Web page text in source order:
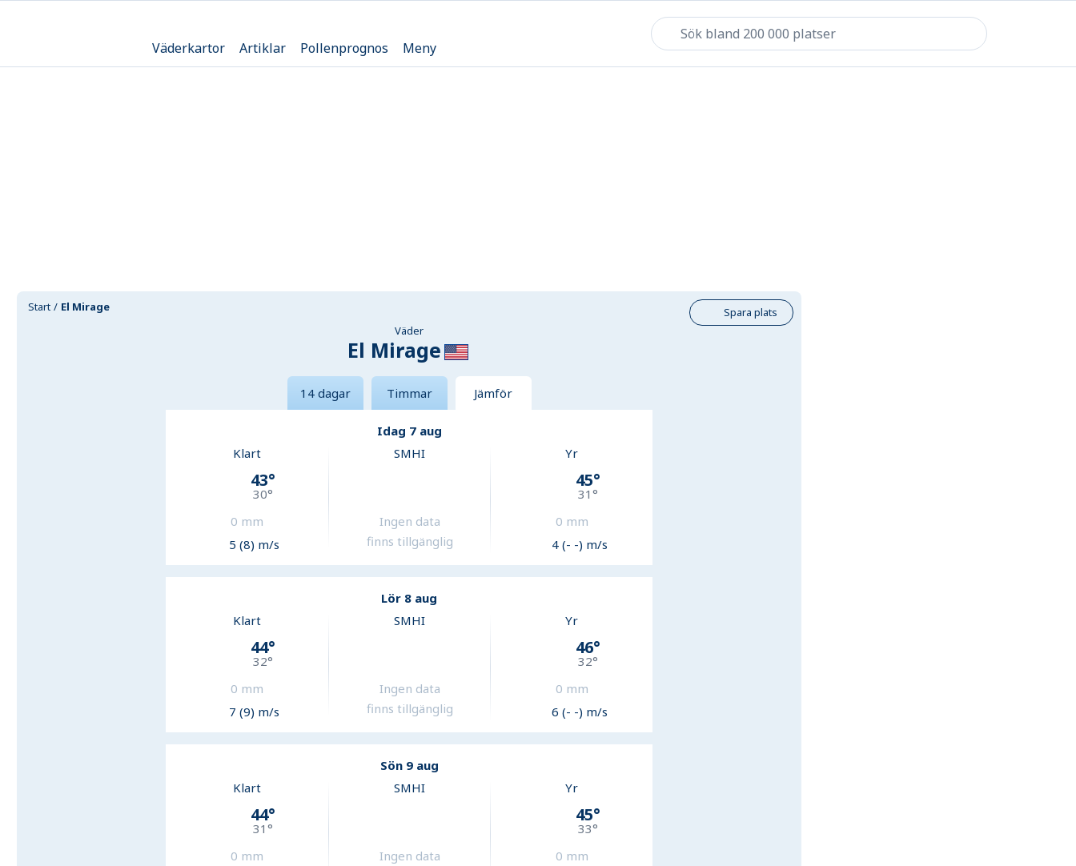
Väderkartor Artiklar Pollenprognos Meny
Start El Mirage
Spara plats
Väder
El Mirage
14 dagar Timmar Jämför
Idag 7 aug
Klart
43°
30°
0 mm
5 (8) m/s
SMHI
Ingen data
finns tillgänglig
Yr
45°
31 °
0 mm
4 (- -) m/s
Lör 8 aug
Klart
44°
32°
0 mm
7 (9) m/s
SMHI
Ingen data
finns tillgänglig
Yr
46°
32°
0 mm
6 (- -) m/s
Sön 9 aug
Klart
44°
31 °
0 mm
SMHI
Ingen data
Yr
45°
33°
0 mm